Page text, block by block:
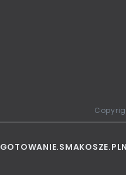
GOTOWANIE.SMAKOSZE.PL